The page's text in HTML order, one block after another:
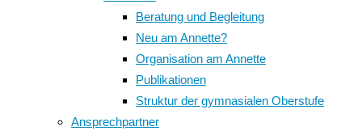
Beratung und Begleitung
Neu am Annette?
Organisation am Annette
Publikationen
Struktur der gymnasialen Oberstufe
Ansprechpartner